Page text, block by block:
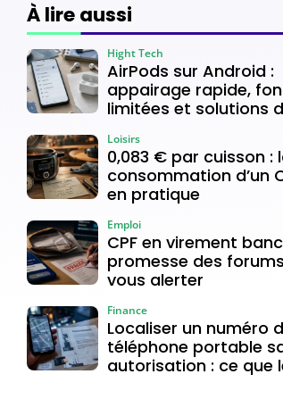
À lire aussi
AirPods sur Android :
appairage rapide,
limitées et solutions
Hight Tech
0,083 € par cuisson :
consommation d’un
en pratique
Loisirs
CPF en virement
promesse des
vous alerter
Emploi
Localiser un numéro
téléphone portable
autorisation : ce que
Finance